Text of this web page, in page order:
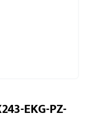
EKG-PZ-